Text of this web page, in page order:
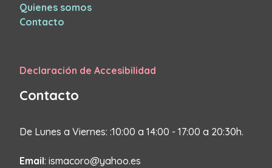
Quienes somos
Contacto
Declaración de Accesibilidad
Contacto
De Lunes a Viernes: :10:00 a 14:00 - 17:00 a 20:30h.
Email: ismacoro@yahoo.es